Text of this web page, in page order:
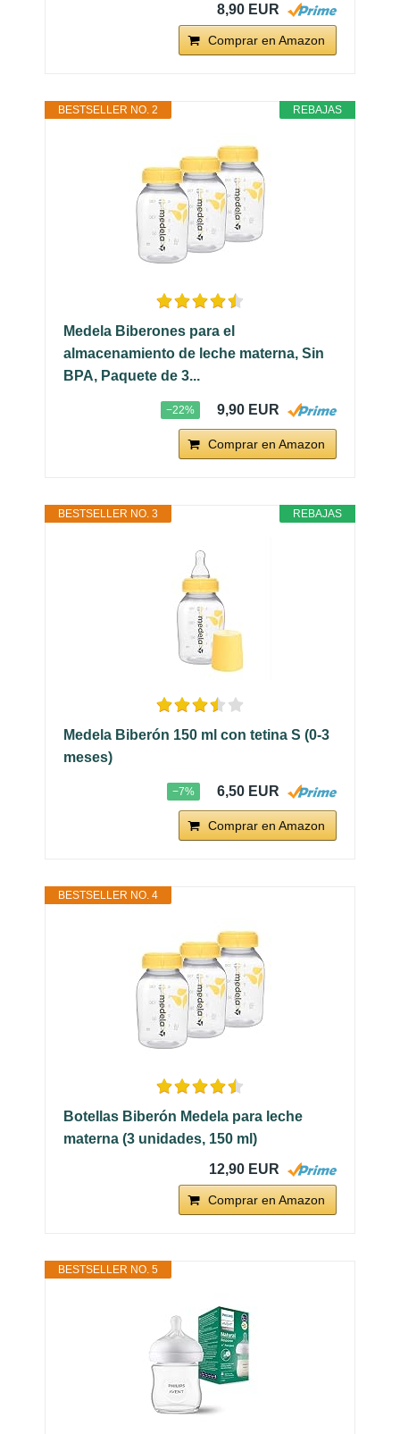
8,90 EUR
Comprar en Amazon
REBAJAS
BESTSELLER NO. 2
Medela Biberones para el
almacenamiento de leche materna, Sin
BPA, Paquete de 3...
−22% 9,90 EUR
Comprar en Amazon
REBAJAS
BESTSELLER NO. 3
Medela Biberón 150 ml con tetina S (0-3
meses)
−7% 6,50 EUR
Comprar en Amazon
BESTSELLER NO. 4
Botellas Biberón Medela para leche
materna (3 unidades, 150 ml)
12,90 EUR
Comprar en Amazon
BESTSELLER NO. 5